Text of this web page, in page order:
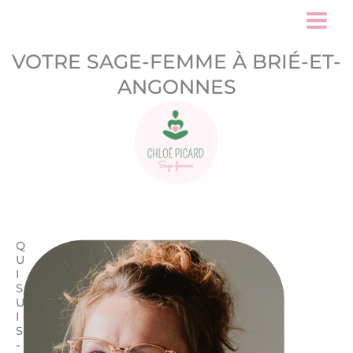
VOTRE SAGE-FEMME À BRIÉ-ET-
ANGONNES
Q
U
I
S
U
I
S
-